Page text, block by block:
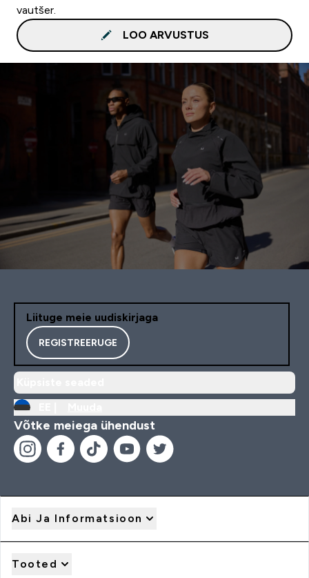
vautšer.
LOO ARVUSTUS
Liituge meie uudiskirjaga
REGISTREERUGE
Võtke meiega ühendust
Abi Ja Informatsioon
Tooted